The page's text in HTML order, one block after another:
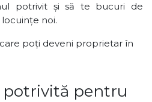
potrivit și să te bucuri de
noi.
poți deveni proprietar în
pentru